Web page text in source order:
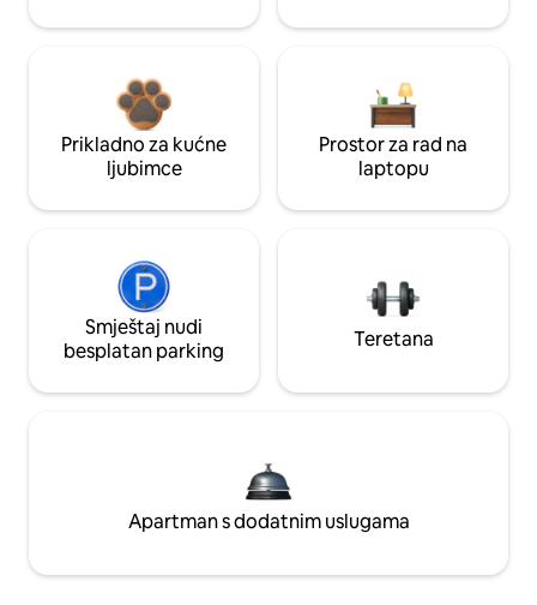
Prikladno za kućne
ljubimce
Prostor za rad na
laptopu
Smještaj nudi
besplatan parking
Teretana
Apartman s dodatnim uslugama